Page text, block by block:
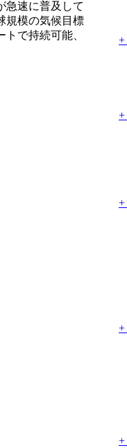
+
+
+
+
+
急速に普及して
規模の気候目標
で持続可能、